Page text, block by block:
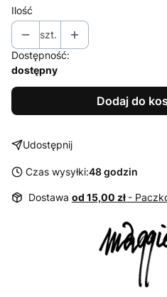
Ilość
szt.
Dostępność:
dostępny
Dodaj do
Udostępnij
Czas wysyłki:48 godzin
Dostawa od 15,00 zł -